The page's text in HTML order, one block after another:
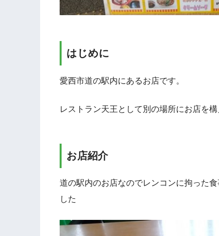
はじめに
愛西市道の駅内にあるお店です。
レストラン天王として別の場所にお店を
お店紹介
道の駅内のお店なのでレンコンに拘った
した